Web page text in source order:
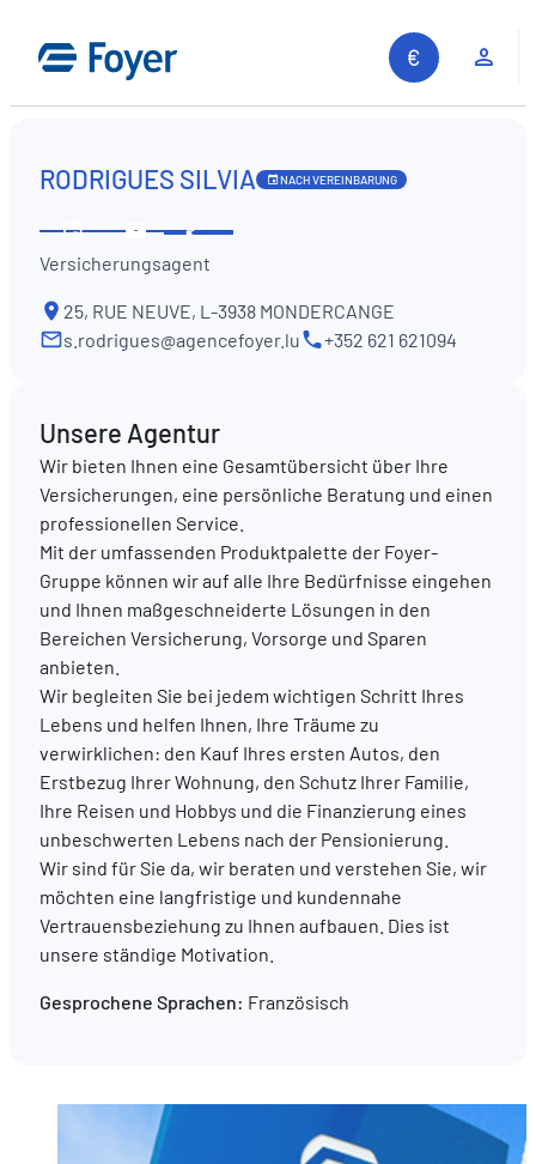
Inhalt
springen
Auf unserer Website suchen
DE
RODRIGUES SILVIA NACH VEREINBARUNG
ansehenSie
uns
Diese
Versicherungsagent
25, RUE NEUVE, L-3938 MONDERCANGE
s.rodrigues@agencefoyer.lu
+352 621 621094
Unsere Agentur
Wir bieten Ihnen eine Gesamtübersicht über Ihre
Versicherungen, eine persönliche Beratung und einen
professionellen Service.
Mit der umfassenden Produktpalette der Foyer-
Gruppe können wir auf alle Ihre Bedürfnisse eingehen
und Ihnen maßgeschneiderte Lösungen in den
Bereichen Versicherung, Vorsorge und Sparen
anbieten.
Wir begleiten Sie bei jedem wichtigen Schritt Ihres
Lebens und helfen Ihnen, Ihre Träume zu
verwirklichen: den Kauf Ihres ersten Autos, den
Erstbezug Ihrer Wohnung, den Schutz Ihrer Familie,
Ihre Reisen und Hobbys und die Finanzierung eines
unbeschwerten Lebens nach der Pensionierung.
Wir sind für Sie da, wir beraten und verstehen Sie, wir
möchten eine langfristige und kundennahe
Vertrauensbeziehung zu Ihnen aufbauen. Dies ist
unsere ständige Motivation.
Gesprochene Sprachen: Französisch